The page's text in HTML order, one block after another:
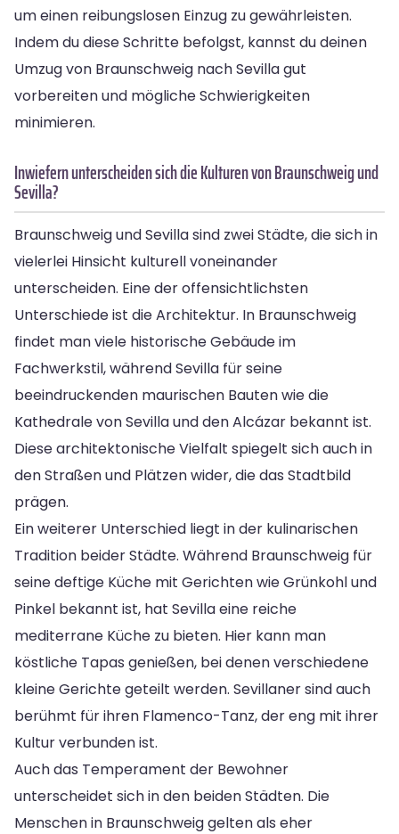
um einen reibungslosen Einzug zu gewährleisten.
Indem du diese Schritte befolgst, kannst du deinen
Umzug von Braunschweig nach Sevilla gut
vorbereiten und mögliche Schwierigkeiten
minimieren.
Inwiefern unterscheiden sich die Kulturen von Braunschweig und
Sevilla?
Braunschweig und Sevilla sind zwei Städte, die sich in
vielerlei Hinsicht kulturell voneinander
unterscheiden. Eine der offensichtlichsten
Unterschiede ist die Architektur. In Braunschweig
findet man viele historische Gebäude im
Fachwerkstil, während Sevilla für seine
beeindruckenden maurischen Bauten wie die
Kathedrale von Sevilla und den Alcázar bekannt ist.
Diese architektonische Vielfalt spiegelt sich auch in
den Straßen und Plätzen wider, die das Stadtbild
prägen.
Ein weiterer Unterschied liegt in der kulinarischen
Tradition beider Städte. Während Braunschweig für
seine deftige Küche mit Gerichten wie Grünkohl und
Pinkel bekannt ist, hat Sevilla eine reiche
mediterrane Küche zu bieten. Hier kann man
köstliche Tapas genießen, bei denen verschiedene
kleine Gerichte geteilt werden. Sevillaner sind auch
berühmt für ihren Flamenco-Tanz, der eng mit ihrer
Kultur verbunden ist.
Auch das Temperament der Bewohner
unterscheidet sich in den beiden Städten. Die
Menschen in Braunschweig gelten als eher